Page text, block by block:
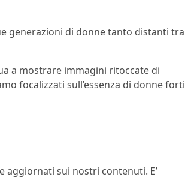
generazioni di donne tanto distanti tra
a mostrare immagini ritoccate di
focalizzati sull’essenza di donne forti
aggiornati sui nostri contenuti. E’